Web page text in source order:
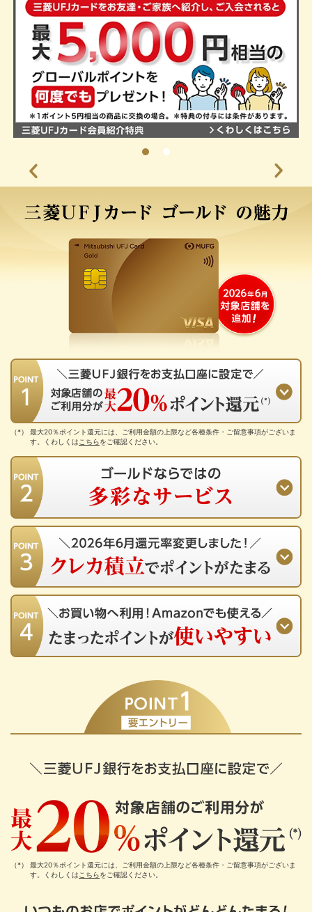
最大20％ポイント還元には、ご利用金額の上限など各種条件・ご留意事項がございま
す。くわしくは こちらをご確認ください。
最大20％ポイント還元には、ご利用金額の上限など各種条件・ご留意事項がございま
す。くわしくは こちらをご確認ください。